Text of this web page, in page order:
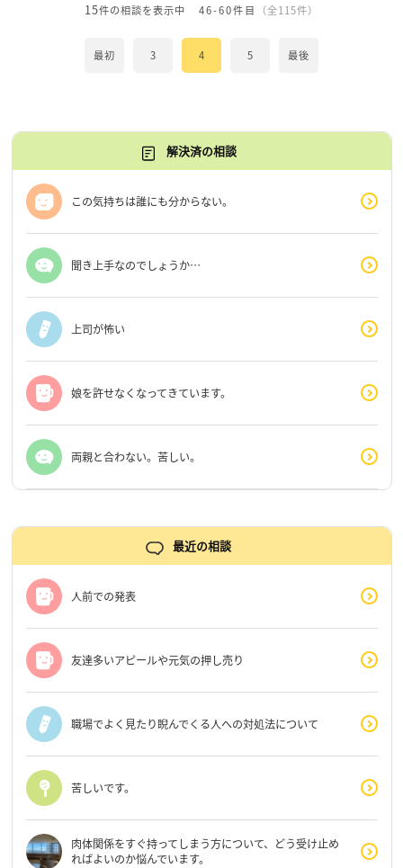
15件の相談を表示中 46-60件目 （全115件）
最初 3 4 5 最後
解決済の相談
この気持ちは誰にも分からない。
聞き上手なのでしょうか…
上司が怖い
娘を許せなくなってきています。
両親と合わない。苦しい。
最近の相談
人前での発表
友達多いアピールや元気の押し売り
職場でよく見たり睨んでくる人への対処法について
苦しいです。
肉体関係をすぐ持ってしまう方について、どう受け止め
ればよいのか悩んでいます。